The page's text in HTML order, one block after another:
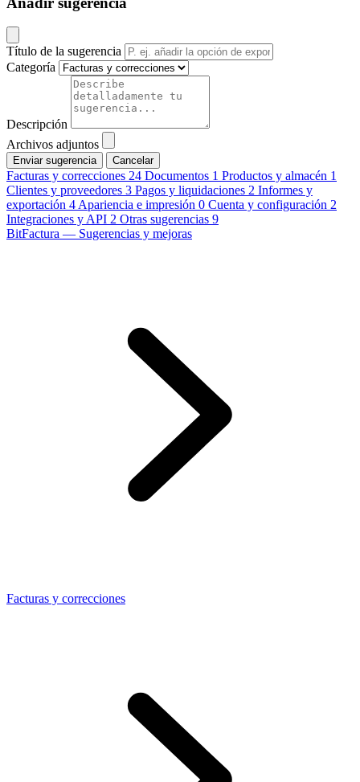
Título de la sugerencia
Categoría
Descripción
Archivos adjuntos
Cancelar
Facturas y correcciones 24 Documentos 1 Productos y almacén 1
Clientes y proveedores 3 Pagos y liquidaciones 2 Informes y
exportación 4 Apariencia e impresión 0 Cuenta y configuración 2
Integraciones y API 2 Otras sugerencias 9
BitFactura — Sugerencias y mejoras
Facturas y correcciones